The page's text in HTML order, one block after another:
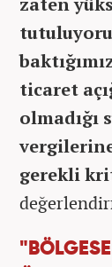
ticaret
olmadığı
gerekli